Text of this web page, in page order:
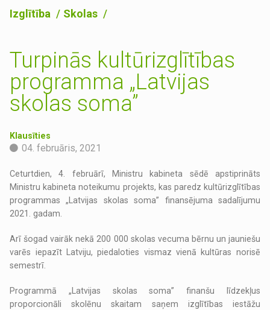
Izglītība Skolas
Turpinās kultūrizglītības
programma „Latvijas
skolas soma”
Klausīties
04. februāris, 2021
Ceturtdien, 4. februārī, Ministru kabineta sēdē apstiprināts
Ministru kabineta noteikumu projekts, kas paredz kultūrizglītības
programmas „Latvijas skolas soma” finansējuma sadalījumu
2021. gadam.
Arī šogad vairāk nekā 200 000 skolas vecuma bērnu un jauniešu
varēs iepazīt Latviju, piedaloties vismaz vienā kultūras norisē
semestrī.
Programmā „Latvijas skolas soma” finanšu līdzekļus
proporcionāli skolēnu skaitam saņem izglītības iestāžu